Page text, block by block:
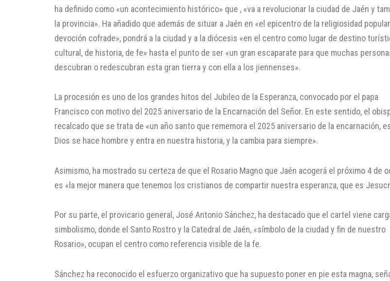
ha definido como «un acontecimiento histórico» que , «va a revolucionar la ciudad de Jaén y
la provincia». Ha añadido que además de situar a Jaén en «el epicentro de la religiosidad
devoción cofrade», pondrá a la ciudad y a la diócesis «en el centro como lugar de destino
cultural, de historia, de fe» hasta el punto de ser «un gran escaparate para que muchas
descubran o redescubran esta gran tierra y con ella a los jiennenses».
La procesión es uno de los grandes hitos del Jubileo de la Esperanza, convocado por el papa
Francisco con motivo del 2025 aniversario de la Encarnación del Señor. En este sentido, el
recalcado que se trata de «un año santo que rememora el 2025 aniversario de la encarnación,
Dios se hace hombre y entra en nuestra historia, y la cambia para siempre».
Asimismo, ha mostrado su certeza de que el Rosario Magno que Jaén acogerá el próximo 4 de
es «la mejor manera que tenemos los cristianos de compartir nuestra esperanza, que es
Por su parte, el provicario general, José Antonio Sánchez, ha destacado que el cartel viene
simbolismo, donde el Santo Rostro y la Catedral de Jaén, «símbolo de la ciudad y fin de nuestro
Rosario», ocupan el centro como referencia visible de la fe.
Sánchez ha reconocido el esfuerzo organizativo que ha supuesto poner en pie esta magna,